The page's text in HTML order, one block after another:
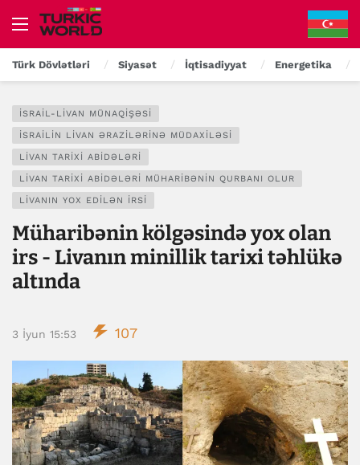
Türk Dövlətləri Siyasət İqtisadiyyat Energetika
İSRAIL-LIVAN MÜNAQIŞƏSI
İSRAILIN LIVAN ƏRAZILƏRINƏ MÜDAXILƏSI
LIVAN TARIXI ABIDƏLƏRI
LIVAN TARIXI ABIDƏLƏRI MÜHARIBƏNIN QURBANI OLUR
LIVANIN YOX EDILƏN IRSI
Müharibənin kölgəsində yox olan
irs - Livanın minillik tarixi təhlükə
altında
3 İyun 15:53 107